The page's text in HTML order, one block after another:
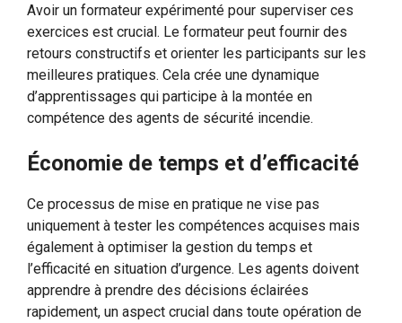
Avoir un formateur expérimenté pour superviser ces
exercices est crucial. Le formateur peut fournir des
retours constructifs et orienter les participants sur les
meilleures pratiques. Cela crée une dynamique
d’apprentissages qui participe à la montée en
compétence des agents de sécurité incendie.
Économie de temps et d’efficacité
Ce processus de mise en pratique ne vise pas
uniquement à tester les compétences acquises mais
également à optimiser la gestion du temps et
l’efficacité en situation d’urgence. Les agents doivent
apprendre à prendre des décisions éclairées
rapidement, un aspect crucial dans toute opération de